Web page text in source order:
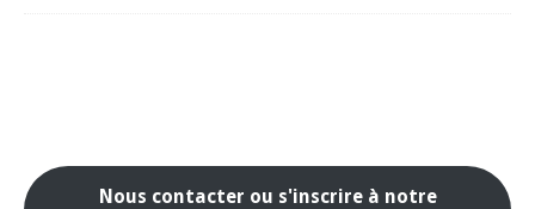
Nous contacter ou s'inscrire à notre